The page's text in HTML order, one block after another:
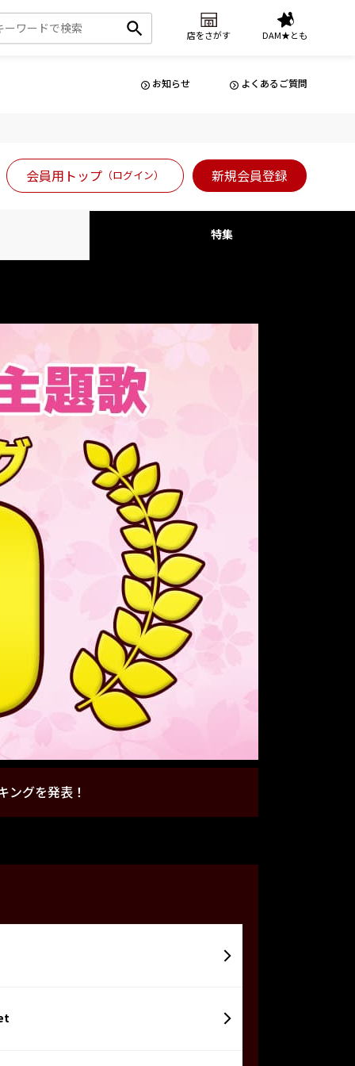
店をさがす DAM★とも
お知らせ よくあるご質問
会員用トップ （ログイン） 新規会員登録
特集
ングを発表！